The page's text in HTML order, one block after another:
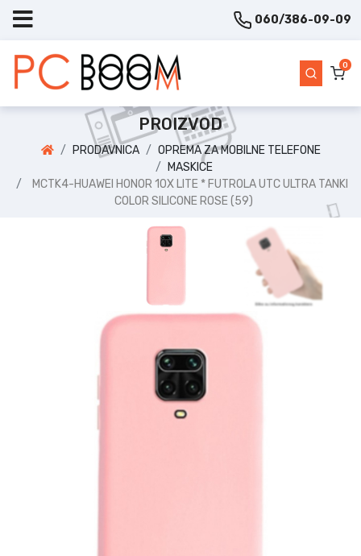
060/386-09-09
0
PROIZVOD
PRODAVNICA
OPREMA ZA MOBILNE TELEFONE
MASKICE
MCTK4-HUAWEI HONOR 10X LITE * FUTROLA UTC ULTRA TANKI
COLOR SILICONE ROSE (59)